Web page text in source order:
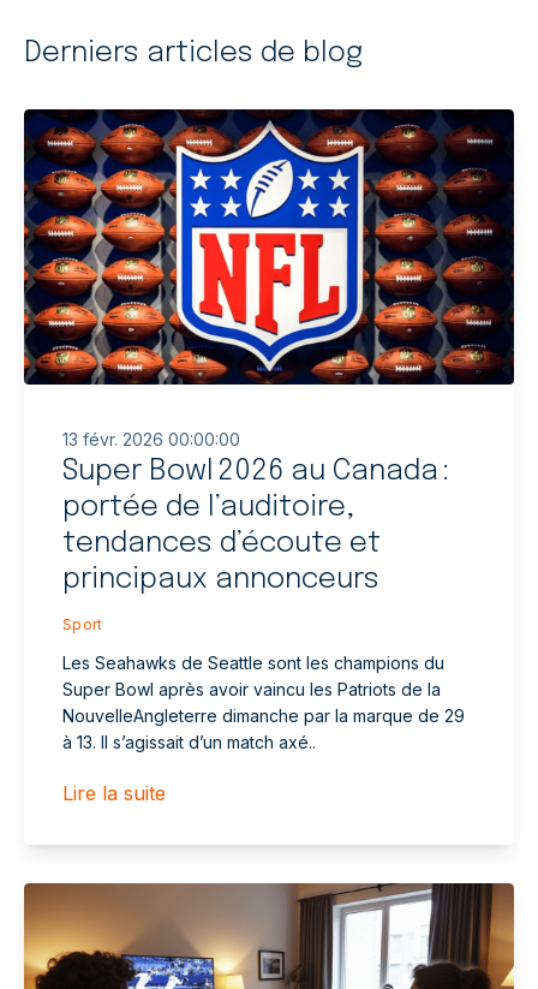
Derniers articles de blog
13 févr. 2026 00:00:00
Super Bowl 2026 au Canada :
portée de l’auditoire,
tendances d’écoute et
principaux annonceurs
Sport
Les Seahawks de Seattle sont les champions du
Super Bowl après avoir vaincu les Patriots de la
NouvelleAngleterre dimanche par la marque de 29
à 13. Il s’agissait d’un match axé..
Lire la suite